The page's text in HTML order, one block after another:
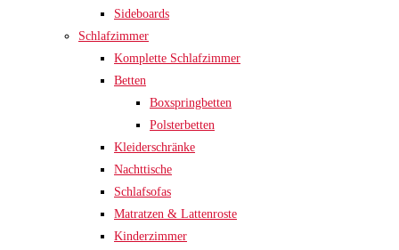
Sideboards
Schlafzimmer
Komplette Schlafzimmer
Betten
Boxspringbetten
Polsterbetten
Kleiderschränke
Nachttische
Schlafsofas
Matratzen & Lattenroste
Kinderzimmer